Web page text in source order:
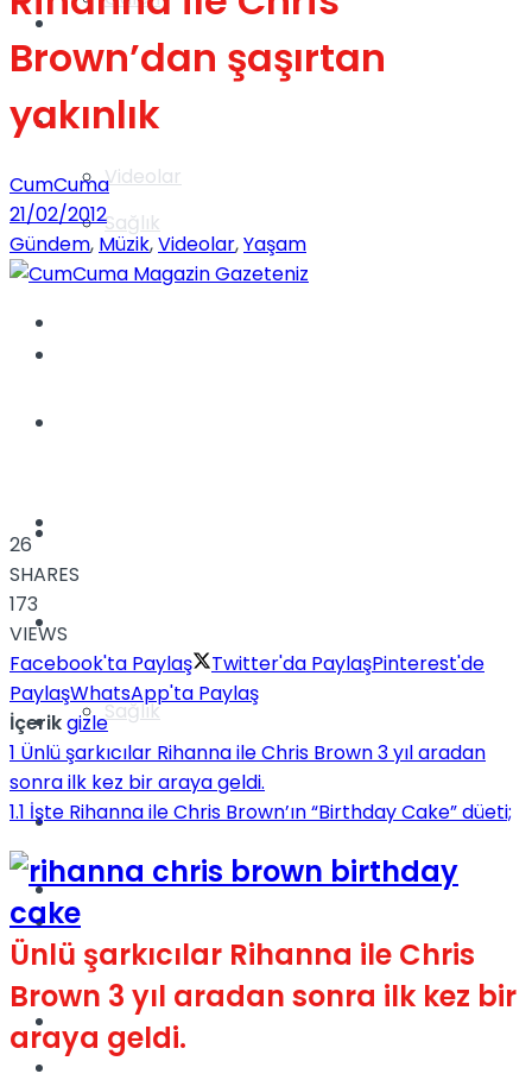
Videolar
Sağlık
TV
Gündem
Yaşam
Sağlık
Türkiye
Müzik
Sinema
Tatil
Brown’dan şaşırtan
yakınlık
CumCuma
21/02/2012
Gündem, Müzik,Videolar,Yaşam
26
SHARES
173
VIEWS
Facebook'ta Paylaş
Twitter'da PaylaşPinterest'de
PaylaşWhatsApp'ta Paylaş
İçerikgizle
1 Ünlü şarkıcılar Rihanna ile Chris Brown 3 yıl aradan
sonra ilk kez bir araya geldi.
1.1 İşte Rihanna ile Chris Brown’ın “Birthday Cake” düeti;
Ünlü şarkıcılar Rihanna ile Chris
Brown 3 yıl aradan sonra ilk kez bir
araya geldi.